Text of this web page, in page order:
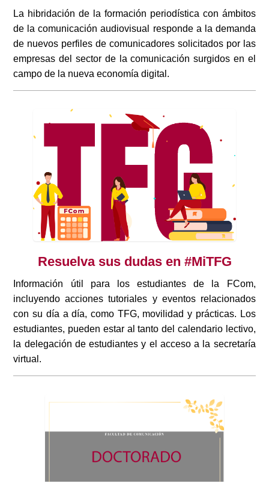
La hibridación de la formación periodística con ámbitos
de la comunicación audiovisual responde a la demanda
de nuevos perfiles de comunicadores solicitados por las
empresas del sector de la comunicación surgidos en el
campo de la nueva economía digital.
Resuelva sus dudas en #MiTFG
Información útil para los estudiantes de la FCom,
incluyendo acciones tutoriales y eventos relacionados
con su día a día, como TFG, movilidad y prácticas. Los
estudiantes, pueden estar al tanto del calendario lectivo,
la delegación de estudiantes y el acceso a la secretaría
virtual.